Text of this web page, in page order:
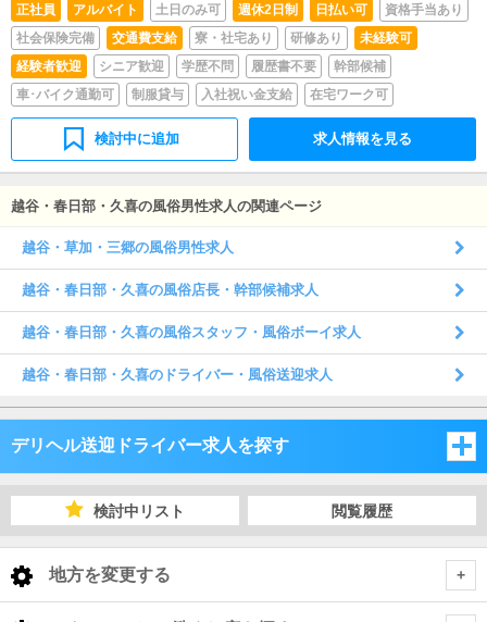
正社員 アルバイト 土日のみ可 週休2日制 日払い可
資格手当あり
社会保険完備
交通費支給 寮・社宅あり 研修あり
未経験可
経験者歓迎
シニア歓迎 学歴不問 履歴書不要
幹部候補
車･バイク通勤可
制服貸与 入社祝い金支給 在宅ワーク可
検討中に追加 求人情報を見る
越谷・春日部・久喜の風俗男性求人の関連ページ
越谷・草加・三郷の風俗男性求人
越谷・春日部・久喜の風俗店長・幹部候補求人
越谷・春日部・久喜の風俗スタッフ・風俗ボーイ求人
越谷・春日部・久喜のドライバー・風俗送迎求人
デリヘル送迎ドライバー求人を探す
埼玉県
検討中リスト 閲覧履歴
地方を変更する